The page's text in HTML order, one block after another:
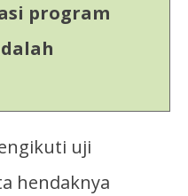
program
uji
hendaknya